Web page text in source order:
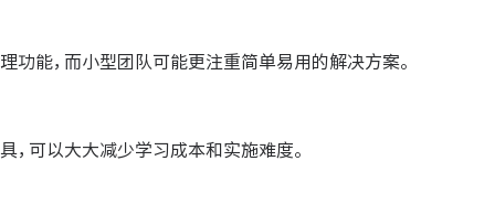
能，而小型团队可能更注重简单易用的解决方案。
可以大大减少学习成本和实施难度。